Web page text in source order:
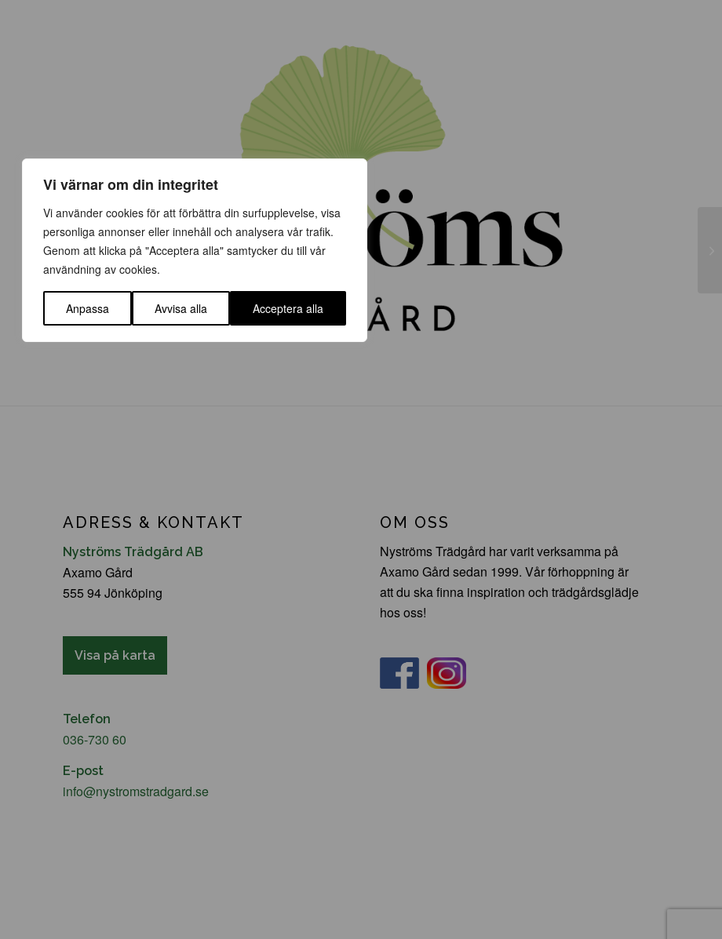
Vi värnar om din integritet
Vi använder cookies för att förbättra din surfupplevelse, visa
personliga annonser eller innehåll och analysera vår trafik.
Genom att klicka på "Acceptera alla" samtycker du till vår
användning av cookies.
Anpassa Avvisa alla Acceptera alla
ADRESS & KONTAKT
Nyströms Trädgård AB
Axamo Gård
555 94 Jönköping
Visa på karta
Telefon
036-730 60
E-post
info@nystromstradgard.se
OM OSS
Nyströms Trädgård har varit verksamma på
Axamo Gård sedan 1999. Vår förhoppning är
att du ska finna inspiration och trädgårdsglädje
hos oss!